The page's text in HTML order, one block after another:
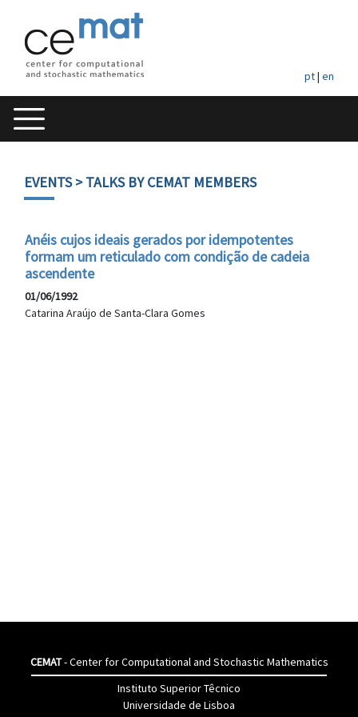
pt| en
EVENTS> TALKS BY CEMAT MEMBERS
Anéis cujos ideais gerados por idempotentes
formam um reticulado com condição de cadeia
ascendente
01/06/1992
Catarina Araújo de Santa-Clara Gomes
CEMAT- Center for Computational and Stochastic Mathematics
Instituto Superior Têcnico
Universidade de Lisboa